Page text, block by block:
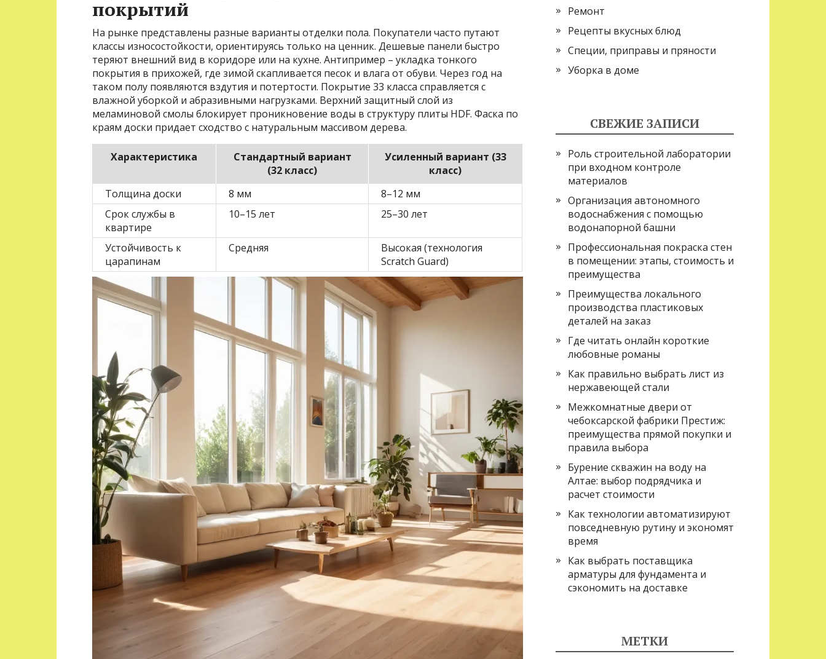
покрытий
На рынке представлены разные варианты отделки пола. Покупатели часто путают
классы износостойкости, ориентируясь только на ценник. Дешевые панели быстро
теряют внешний вид в коридоре или на кухне. Антипример – укладка тонкого
покрытия в прихожей, где зимой скапливается песок и влага от обуви. Через год на
таком полу появляются вздутия и потертости. Покрытие 33 класса справляется с
влажной уборкой и абразивными нагрузками. Верхний защитный слой из
меламиновой смолы блокирует проникновение воды в структуру плиты HDF. Фаска по
краям доски придает сходство с натуральным массивом дерева.
Характеристика
Стандартный вариант
(32 класс)
Усиленный вариант (33
класс)
Толщина доски
8 мм
8–12 мм
Срок службы в
квартире
10–15 лет 25–30 лет
Устойчивость к
царапинам
Средняя
Высокая (технология
Scratch Guard)
Ремонт
Рецепты вкусных блюд
Специи, приправы и пряности
Уборка в доме
СВЕЖИЕ ЗАПИСИ
Роль строительной лаборатории
при входном контроле
материалов
Организация автономного
водоснабжения с помощью
водонапорной башни
Профессиональная покраска стен
в помещении: этапы, стоимость и
преимущества
Преимущества локального
производства пластиковых
деталей на заказ
Где читать онлайн короткие
любовные романы
Как правильно выбрать лист из
нержавеющей стали
Межкомнатные двери от
чебоксарской фабрики Престиж:
преимущества прямой покупки и
правила выбора
Бурение скважин на воду на
Алтае: выбор подрядчика и
расчет стоимости
Как технологии автоматизируют
повседневную рутину и экономят
время
Как выбрать поставщика
арматуры для фундамента и
сэкономить на доставке
МЕТКИ